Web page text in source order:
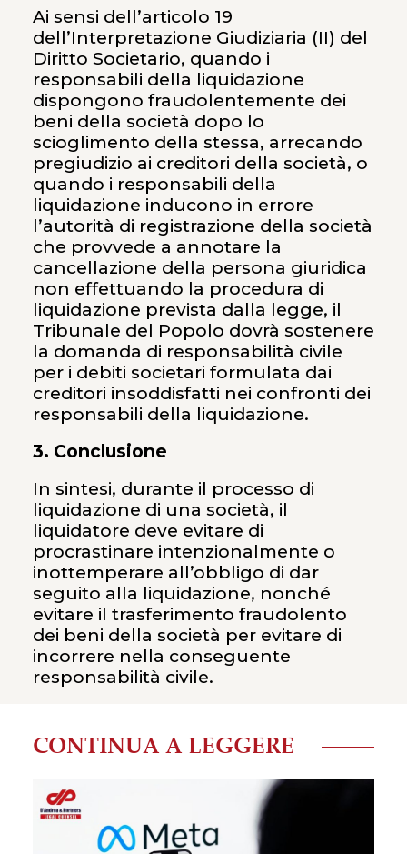
Ai sensi dell’articolo 19
dell’Interpretazione Giudiziaria (II) del
Diritto Societario, quando i
responsabili della liquidazione
dispongono fraudolentemente dei
beni della società dopo lo
scioglimento della stessa, arrecando
pregiudizio ai creditori della società, o
quando i responsabili della
liquidazione inducono in errore
l’autorità di registrazione della società
che provvede a annotare la
cancellazione della persona giuridica
non effettuando la procedura di
liquidazione prevista dalla legge, il
Tribunale del Popolo dovrà sostenere
la domanda di responsabilità civile
per i debiti societari formulata dai
creditori insoddisfatti nei confronti dei
responsabili della liquidazione.
3. Conclusione
In sintesi, durante il processo di
liquidazione di una società, il
liquidatore deve evitare di
procrastinare intenzionalmente o
inottemperare all’obbligo di dar
seguito alla liquidazione, nonché
evitare il trasferimento fraudolento
dei beni della società per evitare di
incorrere nella conseguente
responsabilità civile.
CONTINUA A LEGGERE